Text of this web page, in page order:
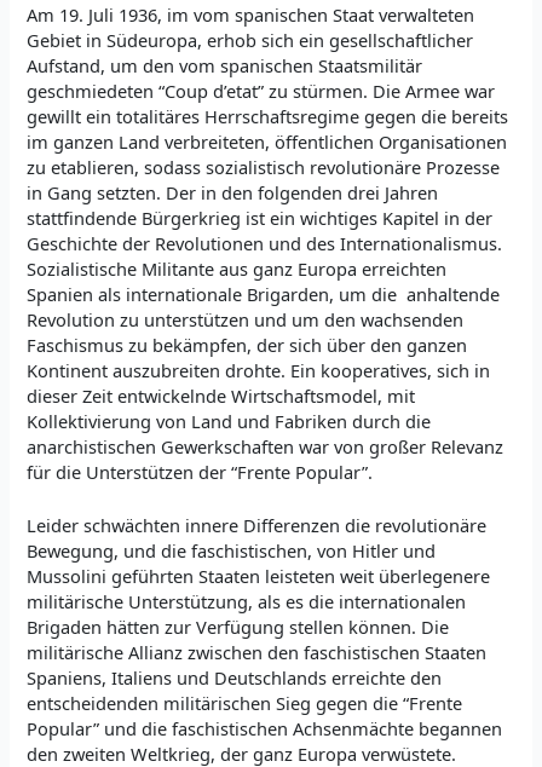
Am 19. Juli 1936, im vom spanischen Staat verwalteten
Gebiet in Südeuropa, erhob sich ein gesellschaftlicher
Aufstand, um den vom spanischen Staatsmilitär
geschmiedeten “Coup d’etat” zu stürmen. Die Armee war
gewillt ein totalitäres Herrschaftsregime gegen die bereits
im ganzen Land verbreiteten, öffentlichen Organisationen
zu etablieren, sodass sozialistisch revolutionäre Prozesse
in Gang setzten. Der in den folgenden drei Jahren
stattfindende Bürgerkrieg ist ein wichtiges Kapitel in der
Geschichte der Revolutionen und des Internationalismus.
Sozialistische Militante aus ganz Europa erreichten
Spanien als internationale Brigarden, um die anhaltende
Revolution zu unterstützen und um den wachsenden
Faschismus zu bekämpfen, der sich über den ganzen
Kontinent auszubreiten drohte. Ein kooperatives, sich in
dieser Zeit entwickelnde Wirtschaftsmodel, mit
Kollektivierung von Land und Fabriken durch die
anarchistischen Gewerkschaften war von großer Relevanz
für die Unterstützen der “Frente Popular”.
Leider schwächten innere Differenzen die revolutionäre
Bewegung, und die faschistischen, von Hitler und
Mussolini geführten Staaten leisteten weit überlegenere
militärische Unterstützung, als es die internationalen
Brigaden hätten zur Verfügung stellen können. Die
militärische Allianz zwischen den faschistischen Staaten
Spaniens, Italiens und Deutschlands erreichte den
entscheidenden militärischen Sieg gegen die “Frente
Popular” und die faschistischen Achsenmächte begannen
den zweiten Weltkrieg, der ganz Europa verwüstete.